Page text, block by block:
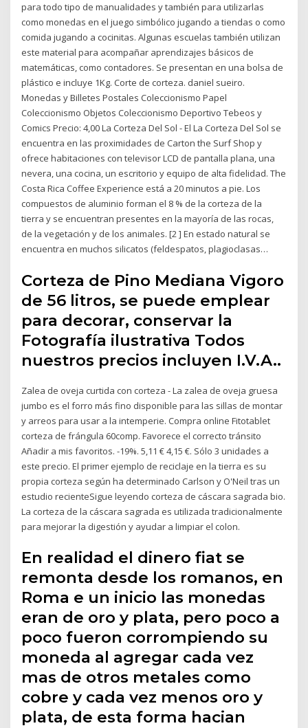
para todo tipo de manualidades y también para utilizarlas
como monedas en el juego simbólico jugando a tiendas o como
comida jugando a cocinitas. Algunas escuelas también utilizan
este material para acompañar aprendizajes básicos de
matemáticas, como contadores. Se presentan en una bolsa de
plástico e incluye 1Kg. Corte de corteza. daniel sueiro.
Monedas y Billetes Postales Coleccionismo Papel
Coleccionismo Objetos Coleccionismo Deportivo Tebeos y
Comics Precio: 4,00 La Corteza Del Sol - El La Corteza Del Sol se
encuentra en las proximidades de Carton the Surf Shop y
ofrece habitaciones con televisor LCD de pantalla plana, una
nevera, una cocina, un escritorio y equipo de alta fidelidad. The
Costa Rica Coffee Experience está a 20 minutos a pie. Los
compuestos de aluminio forman el 8 % de la corteza de la
tierra y se encuentran presentes en la mayoría de las rocas,
de la vegetación y de los animales. [2 ] En estado natural se
encuentra en muchos silicatos (feldespatos, plagioclasas…
Corteza de Pino Mediana Vigoro
de 56 litros, se puede emplear
para decorar, conservar la
Fotografía ilustrativa Todos
nuestros precios incluyen I.V.A..
Zalea de oveja curtida con corteza - La zalea de oveja gruesa
jumbo es el forro más fino disponible para las sillas de montar
y arreos para usar a la intemperie. Compra online Fitotablet
corteza de frángula 60comp. Favorece el correcto tránsito
Añadir a mis favoritos. -19%. 5,11 € 4,15 €. Sólo 3 unidades a
este precio. El primer ejemplo de reciclaje en la tierra es su
propia corteza según ha determinado Carlson y O'Neil tras un
estudio recienteSigue leyendo corteza de cáscara sagrada bio.
La corteza de la cáscara sagrada es utilizada tradicionalmente
para mejorar la digestión y ayudar a limpiar el colon.
En realidad el dinero fiat se
remonta desde los romanos, en
Roma e un inicio las monedas
eran de oro y plata, pero poco a
poco fueron corrompiendo su
moneda al agregar cada vez
mas de otros metales como
cobre y cada vez menos oro y
plata, de esta forma hacian